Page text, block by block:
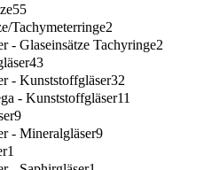
55
Tachymeterringe2
- Glaseinsätze Tachyringe2
43
- Kunststoffgläser32
- Kunststoffgläser11
9
- Mineralgläser9
1